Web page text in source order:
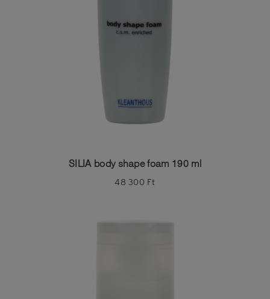
SILIA body shape foam 190 ml
48 300 Ft